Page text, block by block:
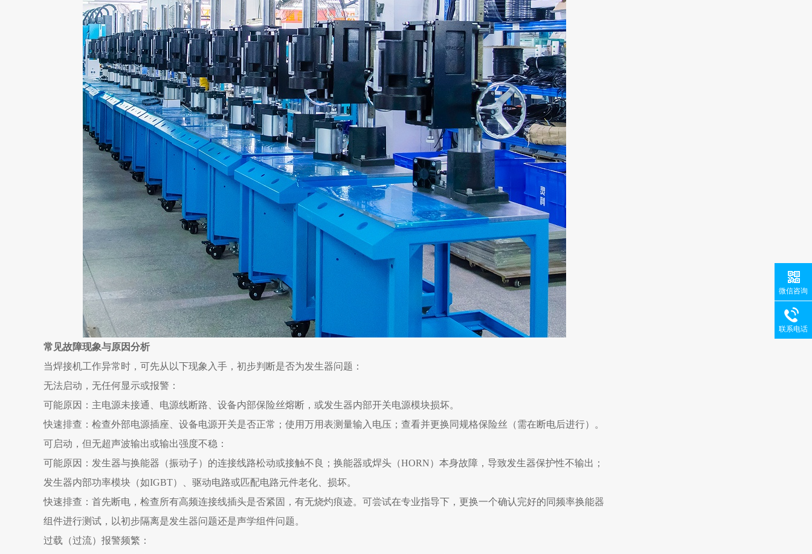
常见故障现象与原因分析
当焊接机工作异常时，可先从以下现象入手，初步判断是否为发生器问题：
无法启动，无任何显示或报警 ：
可能原因 ：主电源未接通、电源线断路、设备内部保险丝熔断，或发生器内部开关电源模块损坏。
快速排查 ：检查外部电源插座、设备电源开关是否正常；使用万用表测量输入电压；查看并更换同规格保险丝（需在断电后进行）。
可启动，但无超声波输出或输出强度不稳 ：
可能原因 ：发生器与换能器（振动子）的连接线路松动或接触不良；换能器或焊头（HORN）本身故障，导致发生器保护性不输出；
发生器内部功率模块（如IGBT）、驱动电路或匹配电路元件老化、损坏。
快速排查 ：首先断电，检查所有高频连接线插头是否紧固，有无烧灼痕迹。可尝试在专业指导下，更换一个确认完好的同频率换能器
组件进行测试，以初步隔离是发生器问题还是声学组件问题。
过载（过流）报警频繁 ：
微信咨询
联系电话